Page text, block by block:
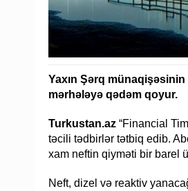
Yaxın Şərq
mərhələyə qədəm qoyur.
Turkustan.az “Financial
təcili tədbirlər tətbiq edib.
xam neftin qiyməti bir barel
Neft, dizel və reaktiv